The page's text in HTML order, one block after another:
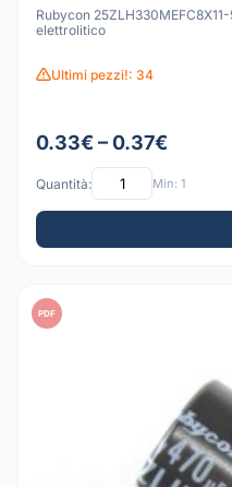
Rubycon
elettrolitico
Ultimi pezzi!: 34
0.33€ – 0.37€
Quantità: Min: 1
PDF